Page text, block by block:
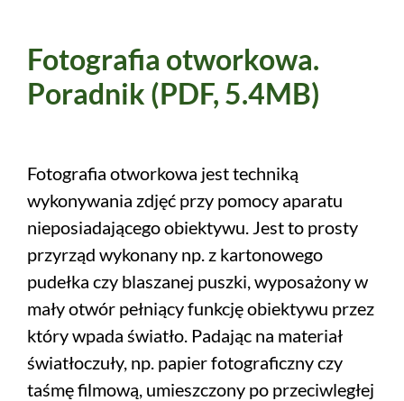
Fotografia otworkowa.
Poradnik (PDF, 5.4MB)
Fotografia otworkowa jest techniką
wykonywania zdjęć przy pomocy aparatu
nieposiadającego obiektywu. Jest to prosty
przyrząd wykonany np. z kartonowego
pudełka czy blaszanej puszki, wyposażony w
mały otwór pełniący funkcję obiektywu przez
który wpada światło. Padając na materiał
światłoczuły, np. papier fotograficzny czy
taśmę filmową, umieszczony po przeciwległej